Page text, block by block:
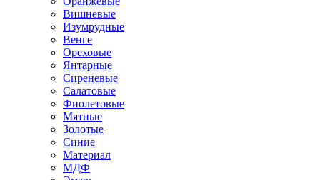
Вишневые
Изумрудные
Венге
Ореховые
Янтарные
Сиреневые
Салатовые
Фиолетовые
Мятные
Золотые
Синие
Материал
МДФ